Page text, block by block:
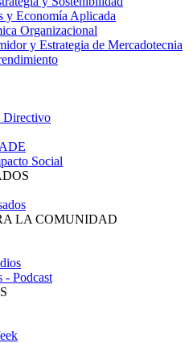
y Economía Aplicada
Organizacional
y Estrategia de Mercadotecnia
Directivo
Social
LA COMUNIDAD
- Podcast